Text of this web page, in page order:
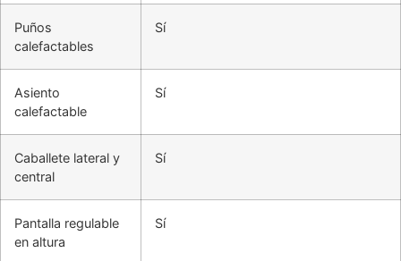
Puños
calefactables
Sí
Asiento
calefactable
Sí
Caballete lateral y
central
Sí
Pantalla regulable
en altura
Sí